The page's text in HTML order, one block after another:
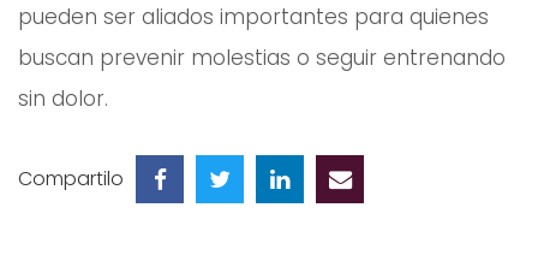
pueden ser aliados importantes para quienes
buscan prevenir molestias o seguir entrenando
sin dolor.
Compartilo